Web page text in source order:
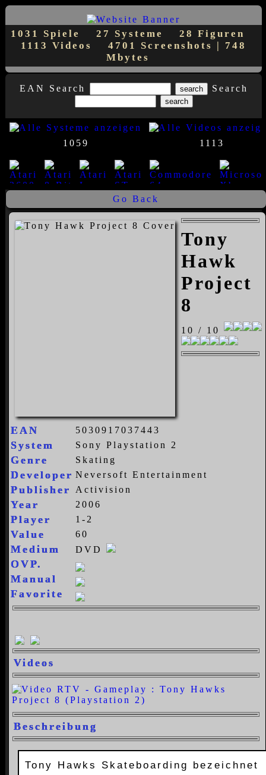
1031 Spiele 27 Systeme
28 Figuren
1113 Videos
4701 Screenshots | 748
Mbytes
EAN Search Search
1059 1113
23 8 7 1 1 14
Go Back
Tony
Hawk
Project
8
10 / 10
EAN 5030917037443
System Sony Playstation 2
Genre Skating
Developer Neversoft Entertainment
Publisher Activision
Year 2006
Player 1-2
Value 60
Medium DVD
OVP.
Manual
Favorite
Videos
Beschreibung
Tony Hawks Skateboarding bezeichnet